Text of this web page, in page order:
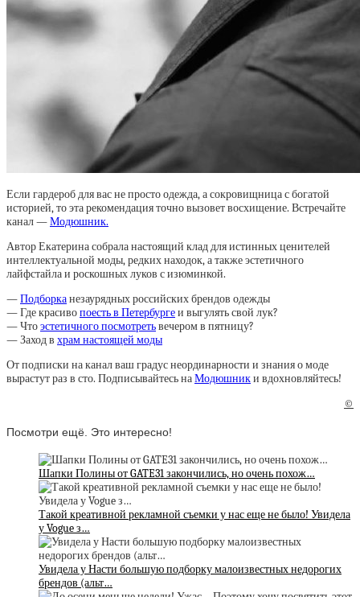
Если гардероб для вас не просто одежда, а сокровищница с богатой
историей, то эта рекомендация точно вызовет восхищение. Встречайте
канал —Модюшник.
Автор Екатерина собрала настоящий клад для истинных ценителей
интеллектуальной моды, редких находок, а также эстетичного
лайфстайла и роскошных луков с изюминкой.
—Подборканезаурядных российских брендов одежды
— Где красивопоесть в Петербургеи выгулять свой лук?
— Чтоэстетичного посмотретьвечером в пятницу?
— Заход в храм настоящей моды
От подписки на канал ваш градус неординарности и знания о моде
вырастут раз в сто. Подписывайтесь наМодюшники вдохновляйтесь!
©
Посмотри ещё. Это интересно!
Шапки Полины от GATE31 закончились, но очень похож…
Такой креативной рекламной съемки у нас еще не было! Увидела
у Vogue з…
Увидела у Насти большую подборку малоизвестных недорогих
брендов (альт…